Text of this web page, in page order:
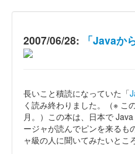
2007/06/28: 「Javaか
長いこと積読になっていた「
く読み終わりました。（※ こ
月。）この本は、日本で
ージャが読んでピンを来るも
ャ級の人に聞いてみたいとこ